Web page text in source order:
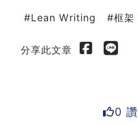
Lean Writing 框架
分享此文章
0 讚